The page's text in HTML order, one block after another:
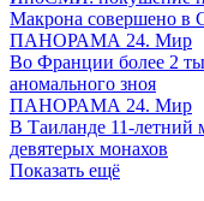
Макрона совершено в
ПАНОРАМА 24. Мир
Во Франции более 2
аномального зноя
ПАНОРАМА 24. Мир
В Таиланде 11-летний
девятерых монахов
Показать ещё